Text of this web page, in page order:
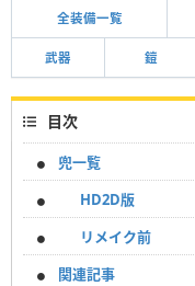
全装備一覧
武器 鎧
目次
兜一覧
HD2D版
リメイク前
関連記事